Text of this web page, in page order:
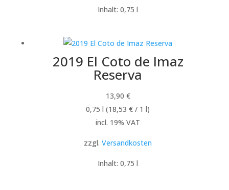
Inhalt: 0,75l
2019 El Coto de Imaz
Reserva
13,90 €
0,75 l (18,53€ / 1l)
incl. 19% VAT
zzgl.Versandkosten
Inhalt: 0,75l